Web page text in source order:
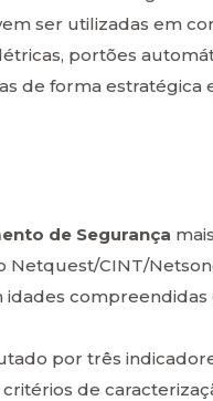
ser utilizadas em
portões
de forma estratégica
de Segurança
Netquest/CINT/
compreendidas
por três
de